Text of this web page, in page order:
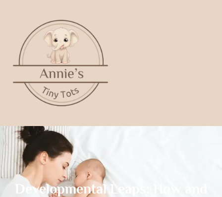
Developmental Leaps: How and